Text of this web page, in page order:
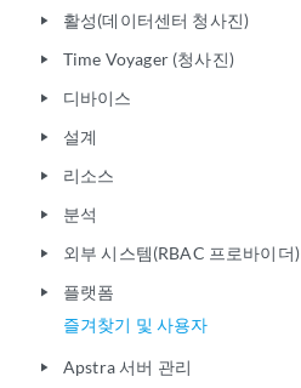
play_arrow 활성(데이터센터 청사진)
play_arrow Time Voyager (청사진)
play_arrow 디바이스
play_arrow 설계
play_arrow 리소스
play_arrow 분석
play_arrow 외부 시스템(RBAC 프로바이더)
play_arrow
플랫폼
즐겨찾기 및 사용자
play_arrow
Apstra 서버 관리